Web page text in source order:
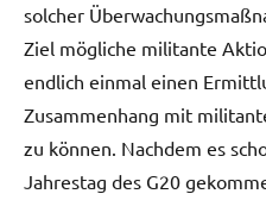
solcher
Ziel mögliche militante
endlich einmal einen
Zusammenhang mit
zu können. Nachdem es
Jahrestag des G20